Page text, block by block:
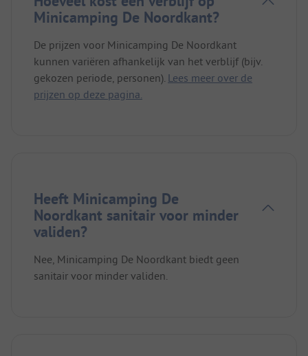
Minicamping De Noordkant?
De prijzen voor Minicamping De Noordkant
kunnen variëren afhankelijk van het verblijf (bijv.
gekozen periode, personen). Lees meer over de
prijzen op deze pagina.
Heeft Minicamping De
Noordkant sanitair voor minder
validen?
Nee, Minicamping De Noordkant biedt geen
sanitair voor minder validen.